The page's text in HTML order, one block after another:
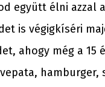
együtt élni azzal
is végigkíséri
ahogy még a